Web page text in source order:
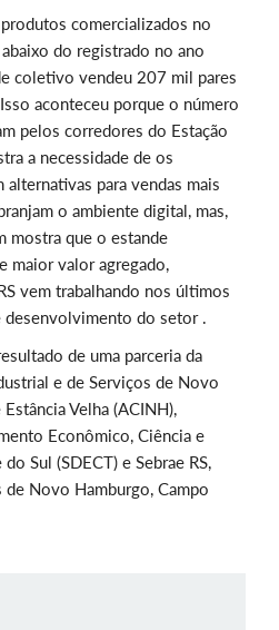
comercializados no
do registrado no ano
coletivo vendeu 207 mil pares
aconteceu porque o número
pelos corredores do Estação
a necessidade de os
alternativas para vendas mais
o ambiente digital, mas,
mostra que o estande
maior valor agregado,
vem trabalhando nos últimos
desenvolvimento do setor .
de uma parceria da
e de Serviços de Novo
Velha (ACINH),
Econômico, Ciência e
Sul (SDECT) e Sebrae RS,
Novo Hamburgo, Campo